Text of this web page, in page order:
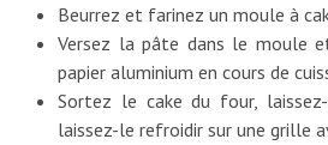
Beurrez et farinez un moule à
Versez la pâte dans le moule
papier aluminium en cours de
Sortez le cake du four,
laissez-le refroidir sur une grille